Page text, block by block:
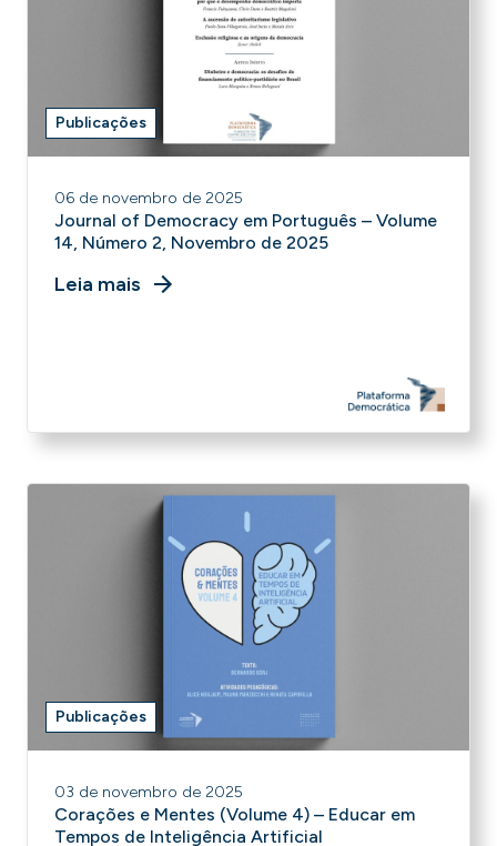
Publicações
06 de novembro de 2025
Journal of Democracy em Português – Volume
14, Número 2, Novembro de 2025
Leia mais
Publicações
03 de novembro de 2025
Corações e Mentes (Volume 4) – Educar em
Tempos de Inteligência Artificial